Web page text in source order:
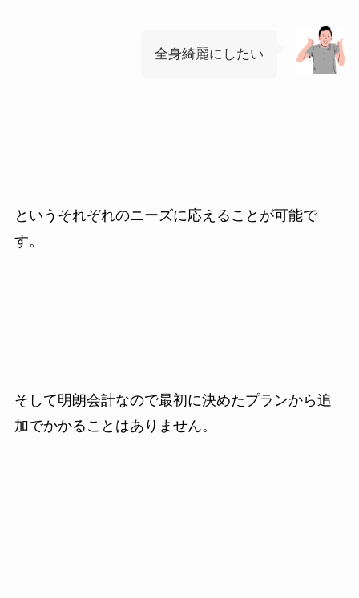
全身綺麗にしたい
というそれぞれのニーズに応えることが可能で
す。
そして明朗会計なので最初に決めたプランから追
加でかかることはありません。